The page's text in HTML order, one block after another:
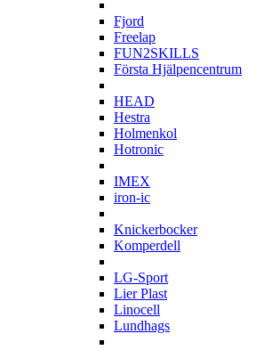
Fjord
Freelap
FUN2SKILLS
Första Hjälpencentrum
HEAD
Hestra
Holmenkol
Hotronic
IMEX
iron-ic
Knickerbocker
Komperdell
LG-Sport
Lier Plast
Linocell
Lundhags